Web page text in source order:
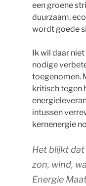
een groene
duurzaam,
wordt goede
Ik wil daar
nodige
toegenomen.
kritisch tegen
intussen
kernenergie
Het blijkt
zon, wind,
Energie